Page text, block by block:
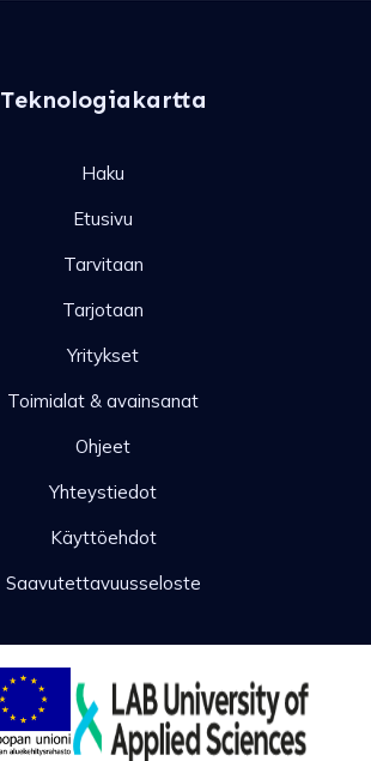
Teknologiakartta
Haku
Etusivu
Tarvitaan
Tarjotaan
Yritykset
Toimialat & avainsanat
Ohjeet
Yhteystiedot
Käyttöehdot
Saavutettavuusseloste